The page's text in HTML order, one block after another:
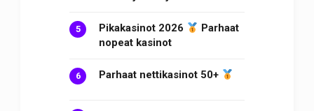
Pikakasinot 2026
Parhaat
nopeat kasinot
Parhaat nettikasinot 50+